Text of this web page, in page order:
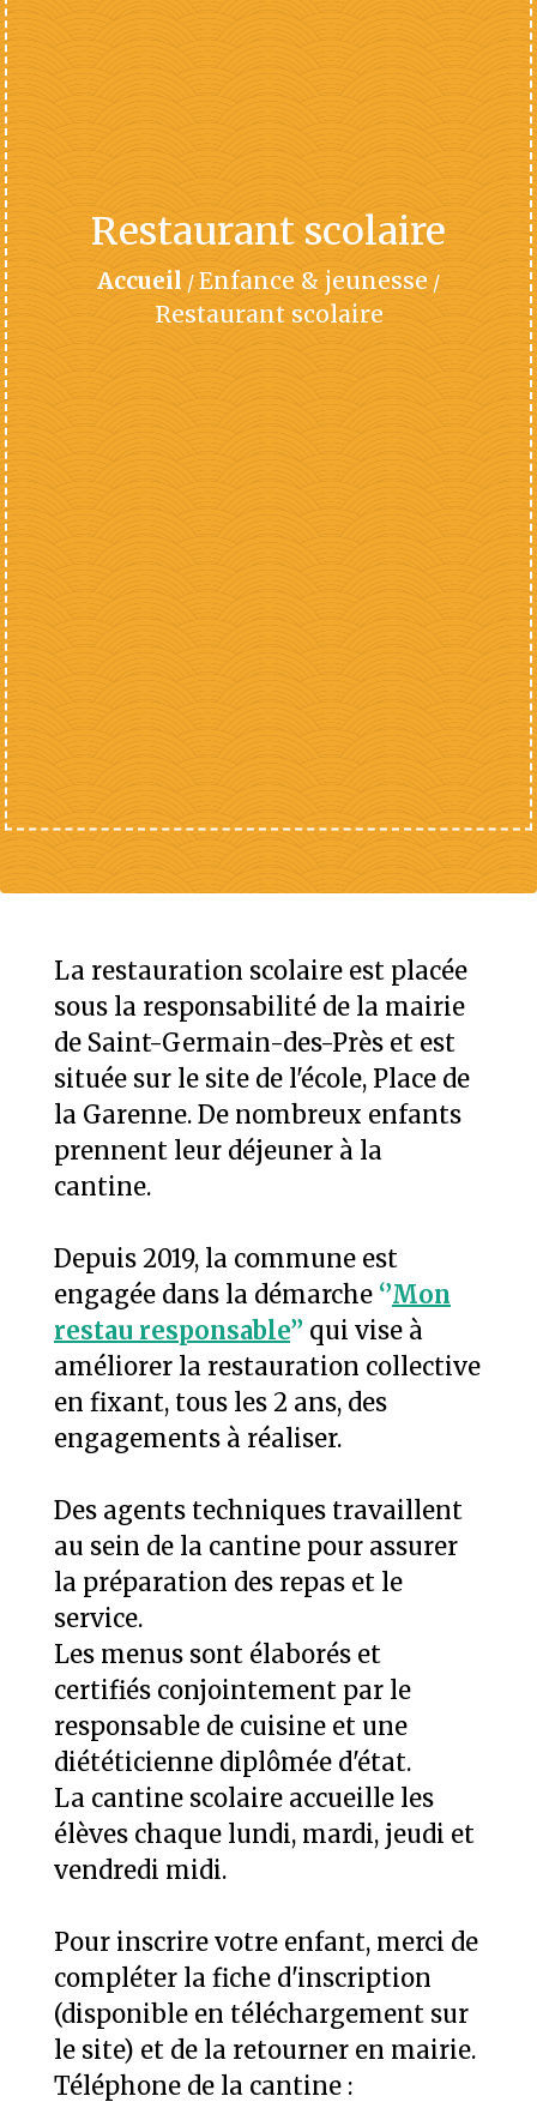
Restaurant scolaire
Accueil / Enfance & jeunesse /
Restaurant scolaire
La restauration scolaire est placée
sous la responsabilité de la mairie
de Saint-Germain-des-Près et est
située sur le site de l'école, Place de
la Garenne. De nombreux enfants
prennent leur déjeuner à la
cantine.
Depuis 2019, la commune est
engagée dans la démarche ‘’Mon
restau responsable’’ qui vise à
améliorer la restauration collective
en fixant, tous les 2 ans, des
engagements à réaliser.
Des agents techniques travaillent
au sein de la cantine pour assurer
la préparation des repas et le
service.
Les menus sont élaborés et
certifiés conjointement par le
responsable de cuisine et une
diététicienne diplômée d'état.
La cantine scolaire accueille les
élèves chaque lundi, mardi, jeudi et
vendredi midi.
Pour inscrire votre enfant, merci de
compléter la fiche d'inscription
(disponible en téléchargement sur
le site) et de la retourner en mairie.
Téléphone de la cantine :